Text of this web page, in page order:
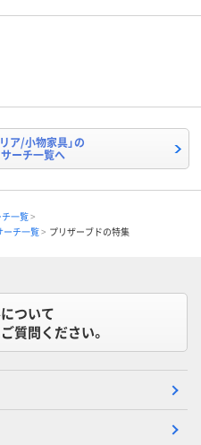
ア/小物家具」の
ーチ一覧へ
一覧
ーチ一覧
プリザーブドの特集
ついて
質問ください。